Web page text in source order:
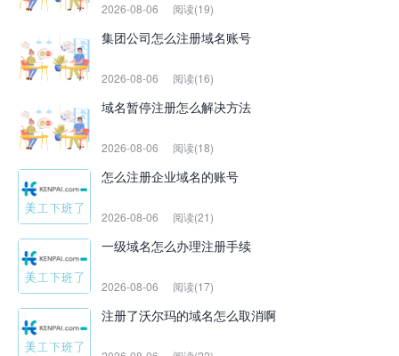
2026-08-06 阅读(19)
集团公司怎么注册域名账号
2026-08-06 阅读(16)
域名暂停注册怎么解决方法
2026-08-06 阅读(18)
怎么注册企业域名的账号
2026-08-06 阅读(21)
一级域名怎么办理注册手续
2026-08-06 阅读(17)
注册了沃尔玛的域名怎么取消啊